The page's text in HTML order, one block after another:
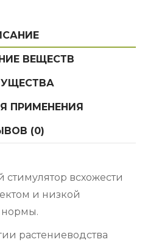
ВЕЩЕСТВ
ПРИМЕНЕНИЯ
(0)
всхожести
и низкой
нормы.
растениеводства